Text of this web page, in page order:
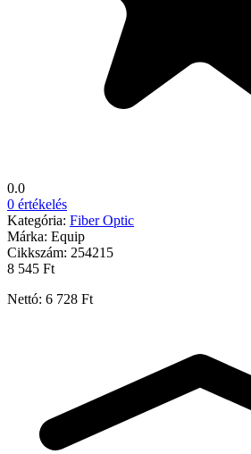
0.0
0 értékelés
Kategória: Fiber Optic
Márka: Equip
Cikkszám: 254215
8 545 Ft
Nettó: 6 728 Ft